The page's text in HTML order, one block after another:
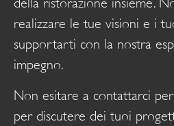
della ristorazione insieme.
realizzare le tue visioni e i
supportarti con la nostra
impegno.
Non esitare a contattarci
per discutere dei tuoi